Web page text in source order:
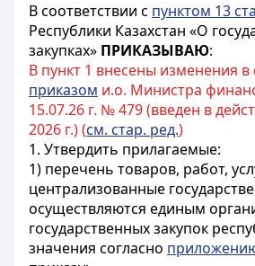
В соответствии с пунктом 13
Республики Казахстан «О
закупках» ПРИКАЗЫВАЮ:
В пункт 1 внесены изменения в
приказом и.о. Министра
15.07.26 г. № 479 (введен в
2026 г.) (см. стар. ред.)
1. Утвердить прилагаемые:
1) перечень товаров, работ,
централизованные
осуществляются единым
государственных закупок
значения согласно